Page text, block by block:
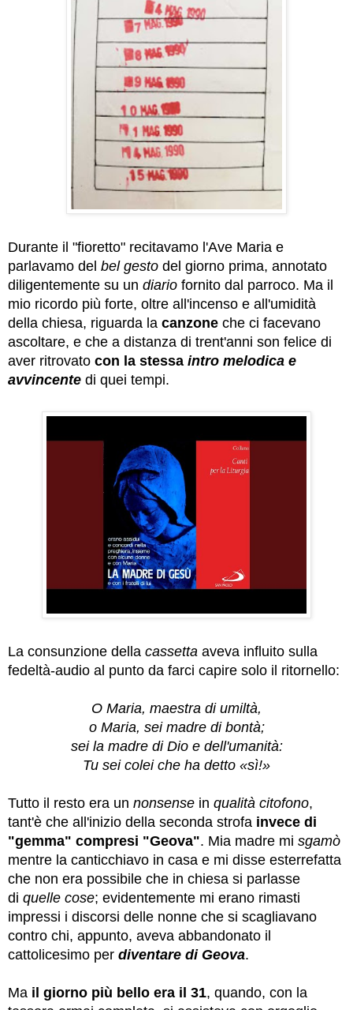
Durante il "fioretto" recitavamo l'Ave Maria e
parlavamo del bel gesto del giorno prima, annotato
diligentemente su un diario fornito dal parroco. Ma il
mio ricordo più forte, oltre all'incenso e all'umidità
della chiesa, riguarda la canzone che ci facevano
ascoltare, e che a distanza di trent'anni son felice di
aver ritrovato con la stessa intro melodica e
avvincente di quei tempi.
La consunzione della cassetta aveva influito sulla
fedeltà-audio al punto da farci capire solo il ritornello:
O Maria, maestra di umiltà,
o Maria, sei madre di bontà;
sei la madre di Dio e dell'umanità:
Tu sei colei che ha detto «sì!»
Tutto il resto era un nonsense in qualità citofono,
tant'è che all'inizio della seconda strofa invece di
"gemma" compresi "Geova". Mia madre mi sgamò
mentre la canticchiavo in casa e mi disse esterrefatta
che non era possibile che in chiesa si parlasse
di quelle cose; evidentemente mi erano rimasti
impressi i discorsi delle nonne che si scagliavano
contro chi, appunto, aveva abbandonato il
cattolicesimo per diventare di Geova.
Ma il giorno più bello era il 31, quando, con la